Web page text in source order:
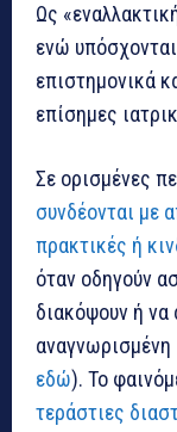
Ως
ενώ
επιστημονικά
επίσημες
Σε ορισμένες
συνδέονται με
πρακτικές ή
όταν οδηγούν
διακόψουν ή να
αναγνωρισμένη
εδώ). Το
τεράστιες